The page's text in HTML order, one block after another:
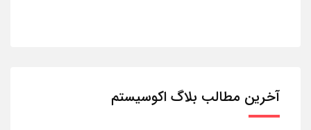
آخرین مطالب بلاگ اکوسیستم